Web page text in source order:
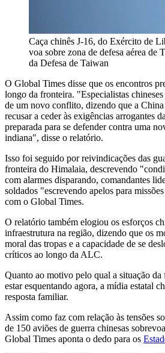
Caça chinês J-16, do Exército de
voa sobre zona de defesa aérea de
da Defesa de Taiwan
O Global Times disse que os encontros
longo da fronteira. "Especialistas
de um novo conflito, dizendo que a China
recusar a ceder às exigências arrogantes
preparada para se defender contra uma
indiana", disse o relatório.
Isso foi seguido por reivindicações das
fronteira do Himalaia, descrevendo
com alarmes disparando, comandantes
soldados "escrevendo apelos para
com o Global Times.
O relatório também elogiou os esforços
infraestrutura na região, dizendo que os
moral das tropas e a capacidade de se
críticos ao longo da ALC.
Quanto ao motivo pelo qual a situação
estar esquentando agora, a mídia estatal
resposta familiar.
Assim como faz com relação às tensões
de 150 aviões de guerra chinesas
Global Times aponta o dedo para os